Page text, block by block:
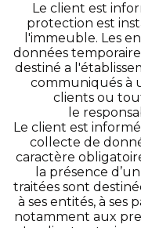
Le client est
protection est
l'immeuble. Les
données
destiné a
communiqués à
clients ou
le
Le client est
collecte de
caractère
la présence
traitées sont
à ses entités, à ses
notamment aux